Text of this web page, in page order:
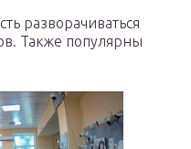
разворачиваться
Также популярны